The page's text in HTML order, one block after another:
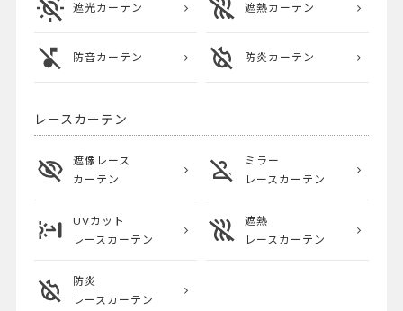
遮光カーテン 遮熱カーテン
防音カーテン 防炎カーテン
レースカーテン
遮像レース
カーテン
ミラー
レースカーテン
UVカット
レースカーテン
遮熱
レースカーテン
防炎
レースカーテン